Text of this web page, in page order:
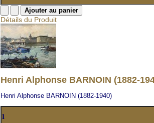
Détails du Produit
Henri Alphonse BARNOIN (1882-
Henri Alphonse BARNOIN (1882-1940)